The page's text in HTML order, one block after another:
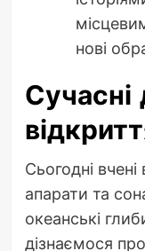
нові
Сучасні
Сьогодні
апарати та
океанські
дізнаємося